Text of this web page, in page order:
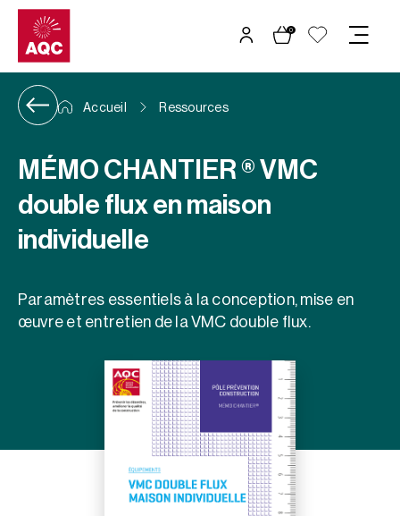
Panneau de gestion des cookies
0
Accueil Ressources
MÉMO CHANTIER ® VMC
double flux en maison
individuelle
Paramètres essentiels à la conception, mise en
œuvre et entretien de la VMC double flux.